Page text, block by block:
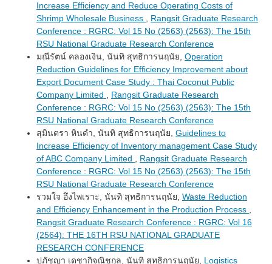
Increase Efficiency and Reduce Operating Costs of
Shrimp Wholesale Business
Rangsit Graduate Research
Conference : RGRC: Vol 15 No (2563) (2563): The 15th
RSU National Graduate Research Conference
มณีรัตน์ คลองเงิน, นันทิ สุทธิการนฤนัย, Operation
Reduction Guidelines for Efficiency Improvement about
Export Document Case Study : Thai Coconut Public
Company Limited
Rangsit Graduate Research
Conference : RGRC: Vol 15 No (2563) (2563): The 15th
RSU National Graduate Research Conference
สุมินตรา หินดำ, นันทิ สุทธิการนฤนัย, Guidelines to
Increase Efficiency of Inventory management Case Study
of ABC Company Limited
Rangsit Graduate Research
Conference : RGRC: Vol 15 No (2563) (2563): The 15th
RSU National Graduate Research Conference
รวมใจ อึงไพเราะ, นันทิ สุทธิการนฤนัย, Waste Reduction
and Efficiency Enhancement in the Production Process
Rangsit Graduate Research Conference : RGRC: Vol 16
(2564): THE 16TH RSU NATIONAL GRADUATE
RESEARCH CONFERENCE
ปภัชญา เดชากิจณิชกุล, นันทิ สุทธิการนฤนัย, Logistics